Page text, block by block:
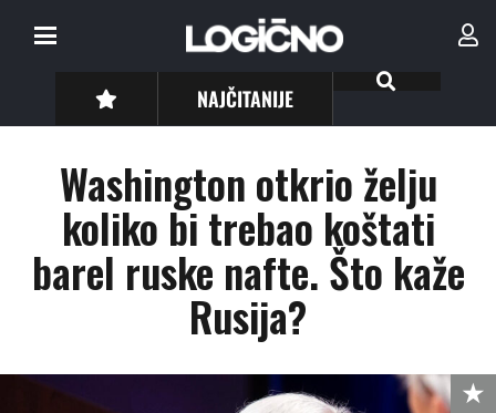
NAJČITANIJE
Washington otkrio želju
koliko bi trebao koštati
barel ruske nafte. Što kaže
Rusija?